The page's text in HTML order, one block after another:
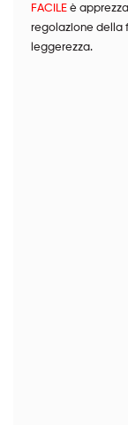
FACILEè
regolazione della
leggerezza.